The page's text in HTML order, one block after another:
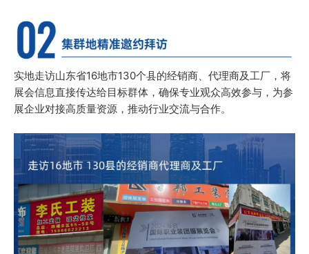
实地走访山东省16地市130个县的经销商、代理商及工厂，将
展会信息直接传达给目标群体，确保专业观众高效参与，为参
展企业对接高质量资源，推动行业交流与合作。